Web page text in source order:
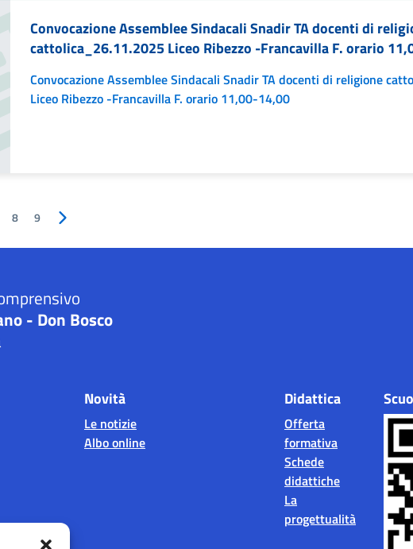
Convocazione Assemblee Sindacali Snadir TA docenti di
cattolica_26.11.2025 Liceo Ribezzo -Francavilla F. orario
Convocazione Assemblee Sindacali Snadir TA docenti di religione
Liceo Ribezzo -Francavilla F. orario 11,00-14,00
8 9 Pagina successiva
- Don Bosco
Novità
Le notizie
Albo online
Didattica
Offerta
formativa
Schede
didattiche
La
progettualità